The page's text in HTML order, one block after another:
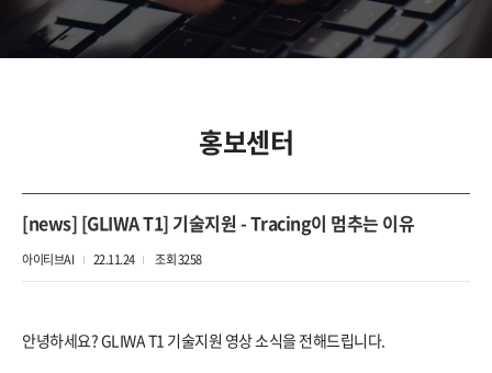
홍보센터
[news] [GLIWA T1] 기술지원 - Tracing이 멈추는 이유
아이티브AI 22.11.24 조회 3258
안녕하세요? GLIWA T1 기술지원 영상 소식을 전해드립니다.